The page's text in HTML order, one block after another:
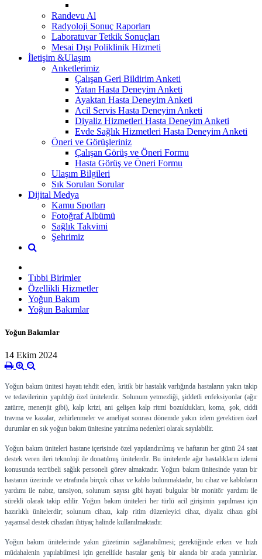
Randevu Al
Radyoloji Sonuç Raporları
Laboratuvar Tetkik Sonuçları
Mesai Dışı Poliklinik Hizmeti
İletişim &Ulaşım
Anketlerimiz
Çalışan Geri Bildirim Anketi
Yatan Hasta Deneyim Anketi
Ayaktan Hasta Deneyim Anketi
Acil Servis Hasta Deneyim Anketi
Diyaliz Hizmetleri Hasta Deneyim Anketi
Evde Sağlık Hizmetleri Hasta Deneyim Anketi
Öneri ve Görüşleriniz
Çalışan Görüş ve Öneri Formu
Hasta Görüş ve Öneri Formu
Ulaşım Bilgileri
Sık Sorulan Sorular
Dijital Medya
Kamu Spotları
Fotoğraf Albümü
Sağlık Takvimi
Şehrimiz
Tıbbi Birimler
Özellikli Hizmetler
Yoğun Bakım
Yoğun Bakımlar
Yoğun Bakımlar
14 Ekim 2024
Yoğun bakım ünitesi hayatı tehdit eden, kritik bir hastalık varlığında hastaların yakın takip
ve tedavilerinin yapıldığı özel ünitelerdir. Solunum yetmezliği, şiddetli enfeksiyonlar (ağır
zatürre, menenjit gibi), kalp krizi, ani gelişen kalp ritmi bozuklukları, koma, şok, ciddi
travma ve kazalar, zehirlenmeler ve ameliyat sonrası dönemde yakın izlem gerektiren özel
durumlar en sık yoğun bakım ünitesine yatırılma nedenleri olarak sayılabilir.
Yoğun bakım üniteleri hastane içerisinde özel yapılandırılmış ve haftanın her günü 24 saat
destek veren ileri teknoloji ile donatılmış ünitelerdir. Bu ünitelerde ağır hastalıkların izlemi
konusunda tecrübeli sağlık personeli görev almaktadır. Yoğun bakım ünitesinde yatan bir
hastanın üzerinde ve etrafında birçok cihaz ve kablo bulunmaktadır, bu cihaz ve kabloların
yardımı ile nabız, tansiyon, solunum sayısı gibi hayati bulgular bir monitör yardımı ile
sürekli olarak takip edilir. Yoğun bakım üniteleri her türlü acil girişimin yapılması için
hazırlıklı ünitelerdir; solunum cihazı, kalp ritim düzenleyici cihaz, diyaliz cihazı gibi
yaşamsal destek cihazları ihtiyaç halinde kullanılmaktadır.
Yoğun bakım ünitelerinde yakın gözetimin sağlanabilmesi; gerektiğinde erken ve hızlı
müdahalenin yapılabilmesi için genellikle hastalar geniş bir alanda bir arada yatırılırlar.